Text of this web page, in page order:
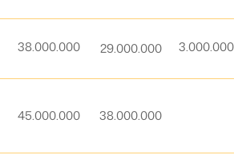
38.000.000 29.000.000 3.000.000
45.000.000 38.000.000